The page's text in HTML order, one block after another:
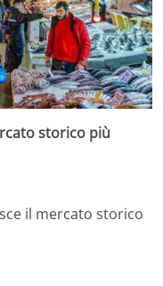
storico più
il mercato storico